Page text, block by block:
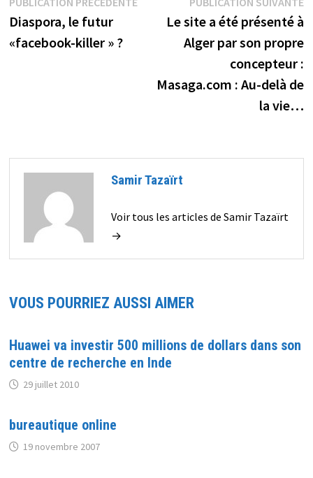
de
précédente :
Diaspora, le futur
«facebook-killer » ?
Le site a été présenté à
Alger par son propre
concepteur :
Masaga.com : Au-delà de
la vie…
Samir Tazaïrt
Voir tous les articles de Samir Tazaïrt
→
VOUS POURRIEZ AUSSI AIMER
Huawei va investir 500 millions de dollars dans son
centre de recherche en Inde
29 juillet 2010
bureautique online
19 novembre 2007